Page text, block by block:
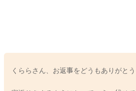
くららさん、お返事をどうもありがとう